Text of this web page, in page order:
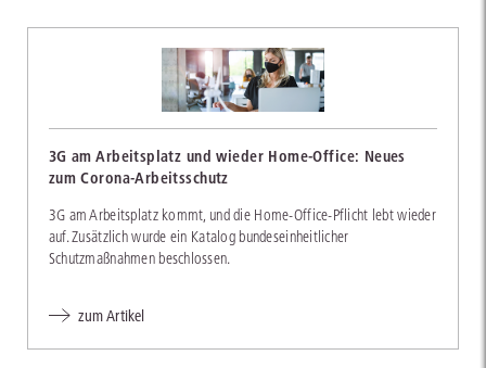
3G am Arbeitsplatz und wieder Home-Office: Neues
zum Corona-Arbeitsschutz
3G am Arbeitsplatz kommt, und die Home-Office-Pflicht lebt wieder
auf. Zusätzlich wurde ein Katalog bundeseinheitlicher
Schutzmaßnahmen beschlossen.
zum Artikel